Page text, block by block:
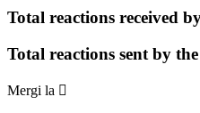
Total reactions received
Total reactions sent by
Mergi la